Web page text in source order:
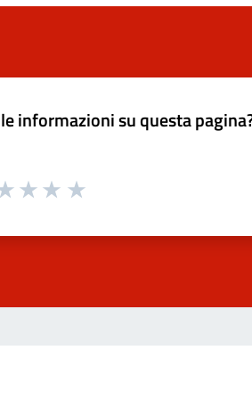
informazioni su questa